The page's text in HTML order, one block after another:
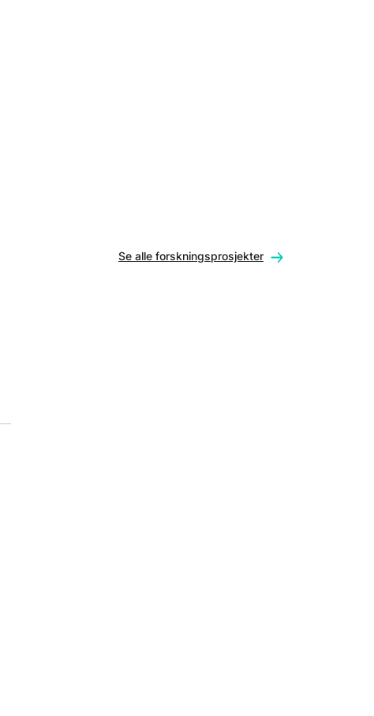
Se alle forskningsprosjekter